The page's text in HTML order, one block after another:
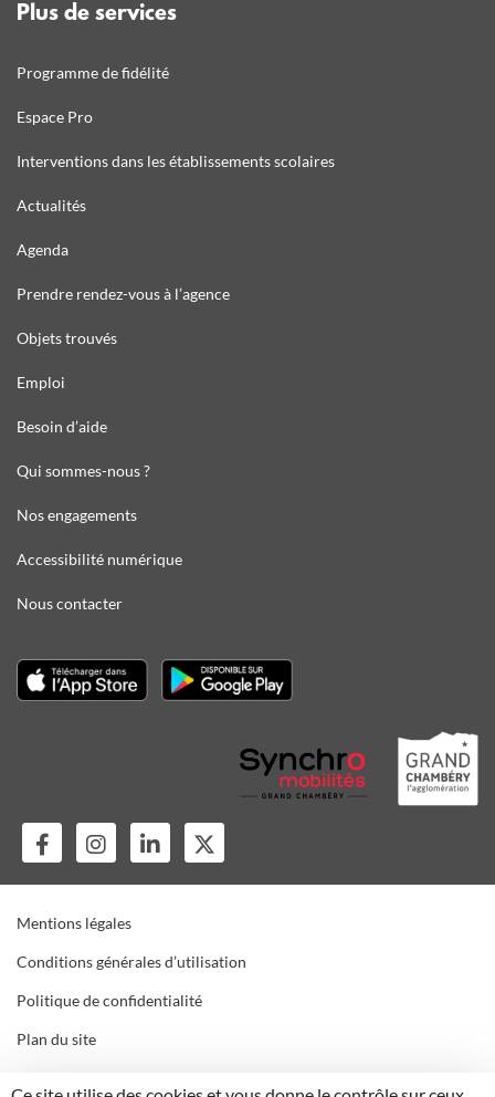
Plus de services
Programme de fidélité
Espace Pro
Interventions dans les établissements scolaires
Actualités
Agenda
Prendre rendez-vous à l’agence
Objets trouvés
Emploi
Besoin d’aide
Qui sommes-nous ?
Nos engagements
Accessibilité numérique
Nous contacter
Mentions légales
Conditions générales d’utilisation
Politique de confidentialité
Plan du site